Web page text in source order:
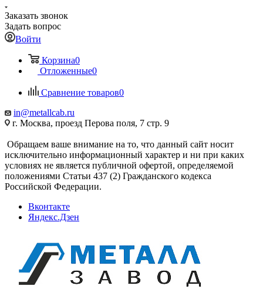
Заказать звонок
Задать вопрос
Войти
Корзина0
Отложенные0
Сравнение товаров0
in@metallcab.ru
г. Москва, проезд Перова поля, 7 стр. 9
Обращаем ваше внимание на то, что данный сайт носит
исключительно информационный характер и ни при каких
условиях не является публичной офертой, определяемой
положениями Статьи 437 (2) Гражданского кодекса
Российской Федерации.
Вконтакте
Яндекс.Дзен